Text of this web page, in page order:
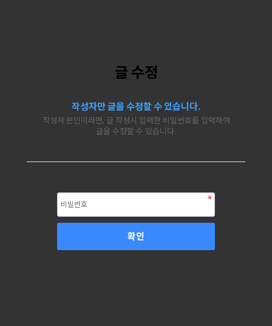
글 수정
작성자만 글을 수정할 수 있습니다.
작성자 본인이라면, 글 작성시 입력한 비밀번호를 입력하여
글을 수정할 수 있습니다.